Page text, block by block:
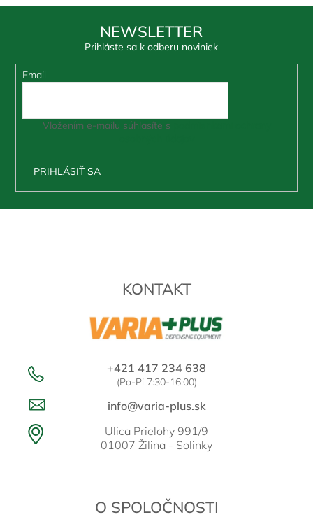
NEWSLETTER
Prihláste sa k odberu noviniek
Email
Vložením e-mailu súhlasíte s
PRIHLÁSIŤ SA
KONTAKT
+421 417 234 638
(Po-Pi 7:30-16:00)
info@varia-plus.sk
Ulica Prielohy 991/9
01007 Žilina - Solinky
O SPOLOČNOSTI